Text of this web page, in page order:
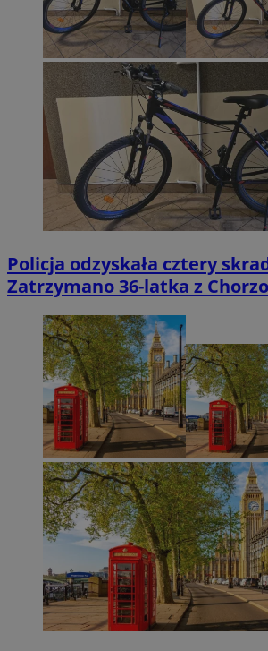
Policja odzyskała cztery
Zatrzymano 36-latka z